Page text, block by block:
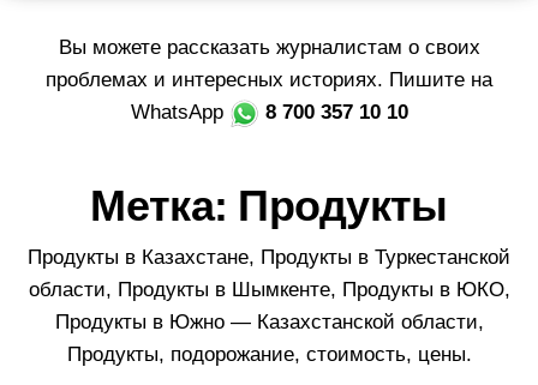
а
ц
Вы можете рассказать журналистам о своих
проблемах и интересных историях. Пишите на
WhatsApp
8 700 357 10 10
Метка: Продукты
Продукты в Казахстане, Продукты в Туркестанской
области, Продукты в Шымкенте, Продукты в ЮКО,
Продукты в Южно — Казахстанской области,
Продукты, подорожание, стоимость, цены.